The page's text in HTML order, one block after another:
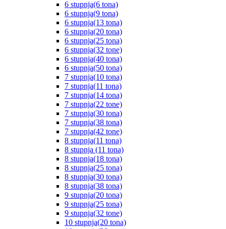
6 stupnja(6 tona)
6 stupnja(9 tona)
6 stupnja(13 tona)
6 stupnja(20 tona)
6 stupnja(25 tona)
6 stupnja(32 tone)
6 stupnja(40 tona)
6 stupnja(50 tona)
7 stupnja(10 tona)
7 stupnja(11 tona)
7 stupnja(14 tona)
7 stupnja(22 tone)
7 stupnja(30 tona)
7 stupnja(38 tona)
7 stupnja(42 tone)
8 stupnja(11 tona)
8 stupnja (11 tona)
8 stupnja(18 tona)
8 stupnja(25 tona)
8 stupnja(30 tona)
8 stupnja(38 tona)
9 stupnja(20 tona)
9 stupnja(25 tona)
9 stupnja(32 tone)
10 stupnja(20 tona)